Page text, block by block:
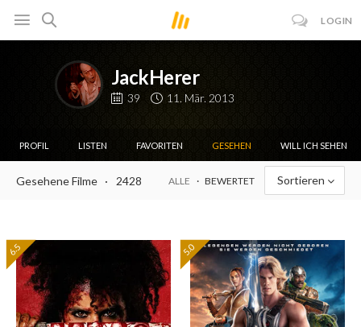
LOGIN
JackHerer
39 11. Mär. 2013
PROFIL LISTEN FAVORITEN GESEHEN WILL ICH SEHEN
Gesehene Filme 2428 ALLE BEWERTET Sortieren
6.5 5.0